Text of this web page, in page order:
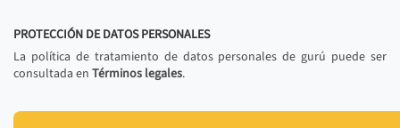
PROTECCIÓN DE DATOS PERSONALES
La política de tratamiento de datos personales de gurú puede ser
consultada en Términos legales.